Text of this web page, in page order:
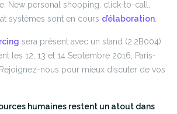
New personal shopping, click-to-call,
systèmes sont en cours d’élaboration.
sera présent avec un stand (2.2B004)
les 12, 13 et 14 Septembre 2016, Paris-
nous pour mieux discuter de vos
humaines restent un atout dans